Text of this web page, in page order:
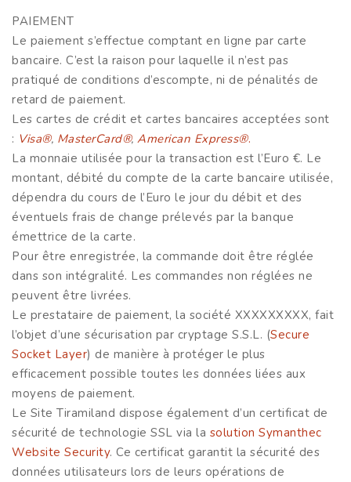
PAIEMENT
Le paiement s’effectue comptant en ligne par carte
bancaire. C’est la raison pour laquelle il n’est pas
pratiqué de conditions d’escompte, ni de pénalités de
retard de paiement.
Les cartes de crédit et cartes bancaires acceptées sont
: Visa®, MasterCard®, American Express®.
La monnaie utilisée pour la transaction est l’Euro €. Le
montant, débité du compte de la carte bancaire utilisée,
dépendra du cours de l’Euro le jour du débit et des
éventuels frais de change prélevés par la banque
émettrice de la carte.
Pour être enregistrée, la commande doit être réglée
dans son intégralité. Les commandes non réglées ne
peuvent être livrées.
Le prestataire de paiement, la société XXXXXXXXX, fait
l’objet d’une sécurisation par cryptage S.S.L. (Secure
Socket Layer) de manière à protéger le plus
efficacement possible toutes les données liées aux
moyens de paiement.
Le Site Tiramiland dispose également d’un certificat de
sécurité de technologie SSL via la solution Symanthec
Website Security. Ce certificat garantit la sécurité des
données utilisateurs lors de leurs opérations de